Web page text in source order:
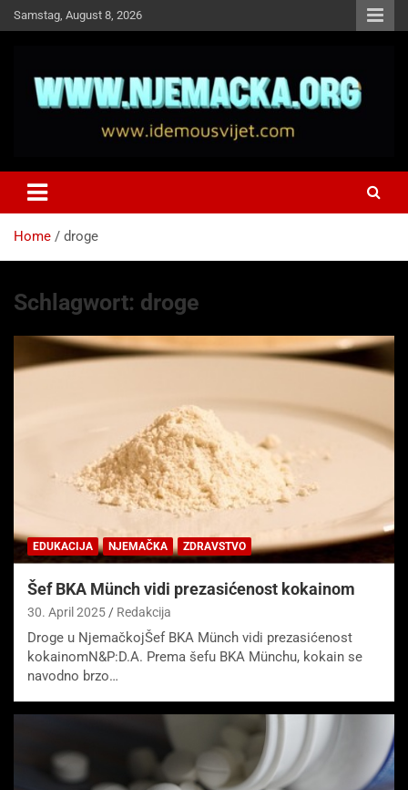
Skip
to
Samstag, August 8, 2026
Idemo u Svijet-Njemacka!
Home droge
Schlagwort: droge
EDUKACIJA NJEMAČKA ZDRAVSTVO
Šef BKA Münch vidi prezasićenost kokainom
30. April 2025 Redakcija
Droge u NjemačkojŠef BKA Münch vidi prezasićenost
kokainomN&P:D.A. Prema šefu BKA Münchu, kokain se
navodno brzo…